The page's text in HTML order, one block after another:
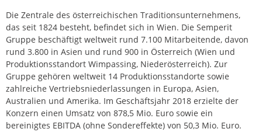
Die Zentrale des österreichischen Traditionsunternehmens,
das seit 1824 besteht, befindet sich in Wien. Die Semperit
Gruppe beschäftigt weltweit rund 7.100 Mitarbeitende, davon
rund 3.800 in Asien und rund 900 in Österreich (Wien und
Produktionsstandort Wimpassing, Niederösterreich). Zur
Gruppe gehören weltweit 14 Produktionsstandorte sowie
zahlreiche Vertriebsniederlassungen in Europa, Asien,
Australien und Amerika. Im Geschäftsjahr 2018 erzielte der
Konzern einen Umsatz von 878,5 Mio. Euro sowie ein
bereinigtes EBITDA (ohne Sondereffekte) von 50,3 Mio. Euro.